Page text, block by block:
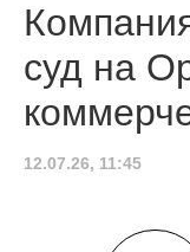
суд на
12.07.26, 11:45